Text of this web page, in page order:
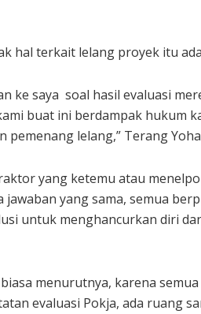
hal terkait lelang proyek itu
ke saya soal hasil evaluasi
buat ini berdampak hukum
lelang,” Terang
yang ketemu atau
yang sama, semua
untuk menghancurkan diri
menurutnya, karena
evaluasi Pokja, ada ruang